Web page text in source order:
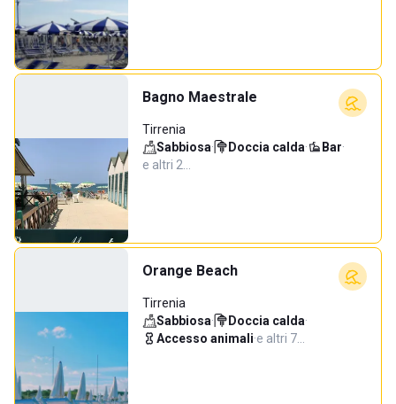
Bagno Maestrale
Tirrenia
Sabbiosa· Doccia calda· Bar·
e altri 2…
Orange Beach
Tirrenia
Sabbiosa· Doccia calda·
Accesso animali·e altri 7…